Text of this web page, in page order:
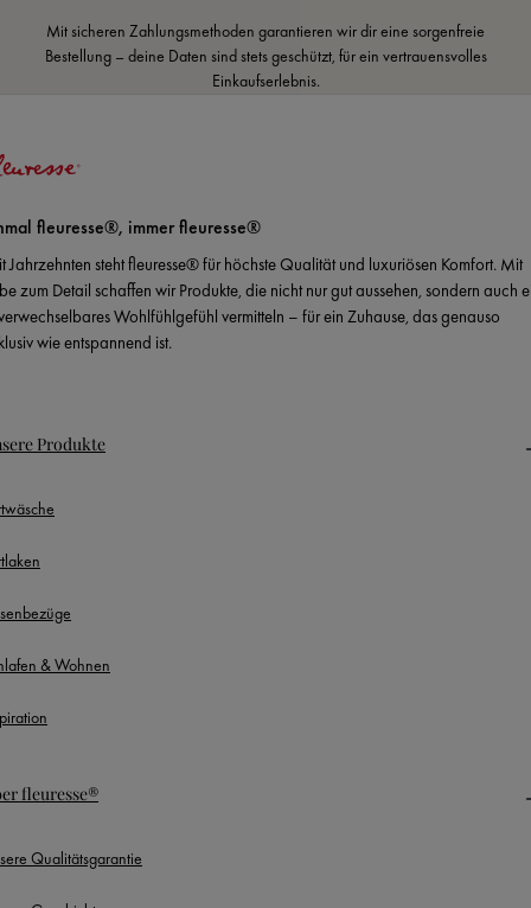
Mit sicheren Zahlungsmethoden garantieren wir dir eine sorgenfreie
Bestellung – deine Daten sind stets geschützt, für ein vertrauensvolles
Einkaufserlebnis.
fleuresse®, immer fleuresse®
Jahrzehnten steht fleuresse® für höchste Qualität und luxuriösen Komfort. Mit
zum Detail schaffen wir Produkte, die nicht nur gut aussehen, sondern auch
Wohlfühlgefühl vermitteln – für ein Zuhause, das genauso
wie entspannend ist.
Produkte
& Wohnen
fleuresse®
Qualitätsgarantie